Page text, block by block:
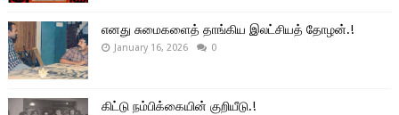
எனது சுமைகளைத் தாங்கிய இலட்சியத் தோழன்.!
January 16, 2026 0
கிட்டு நம்பிக்கையின் குறியீடு.!